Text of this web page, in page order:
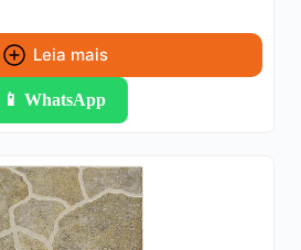
Leia mais
📱 WhatsApp